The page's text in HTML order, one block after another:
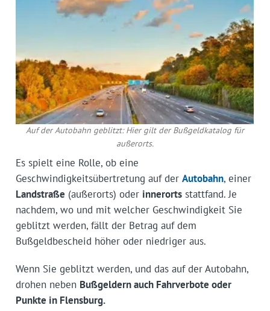
Auf der Autobahn geblitzt: Hier gilt der Bußgeldkatalog für
außerorts.
Es spielt eine Rolle, ob eine
Geschwindigkeitsübertretung auf der Autobahn, einer
Landstraße (außerorts) oder innerortsstattfand. Je
nachdem, wo und mit welcher Geschwindigkeit Sie
geblitzt werden, fällt der Betrag auf dem
Bußgeldbescheid höher oder niedriger aus.
Wenn Sie geblitzt werden, und das auf der Autobahn,
drohen neben Bußgeldern auch Fahrverbote oder
Punkte in Flensburg.